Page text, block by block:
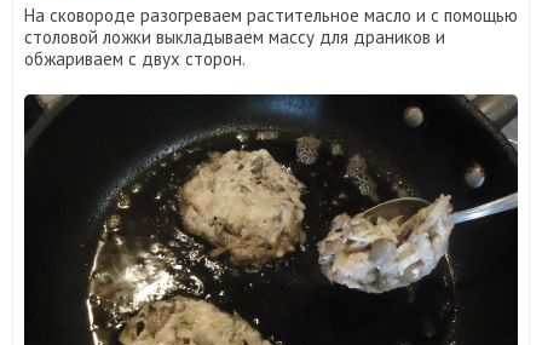
На сковороде разогреваем растительное масло и с помощью
столовой ложки выкладываем массу для драников и
обжариваем с двух сторон.